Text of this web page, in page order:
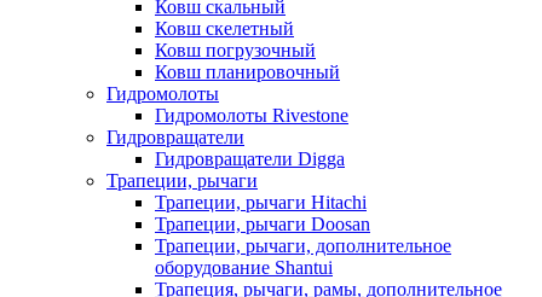
Ковш скальный
Ковш скелетный
Ковш погрузочный
Ковш планировочный
Гидромолоты
Гидромолоты Rivestone
Гидровращатели
Гидровращатели Digga
Трапеции, рычаги
Трапеции, рычаги Hitachi
Трапеции, рычаги Doosan
Трапеции, рычаги, дополнительное
оборудование Shantui
Трапеция, рычаги, рамы, дополнительное